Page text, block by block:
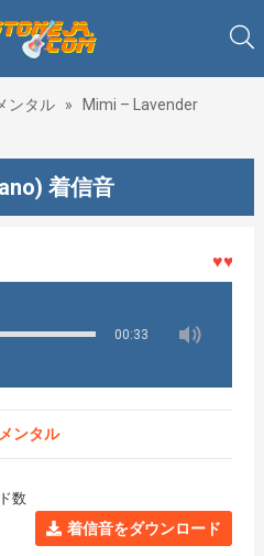
ンタル »
Mimi – Lavender
着信音
♥♥♥着メ
00:33
ンタル
数
着信音をダウンロード